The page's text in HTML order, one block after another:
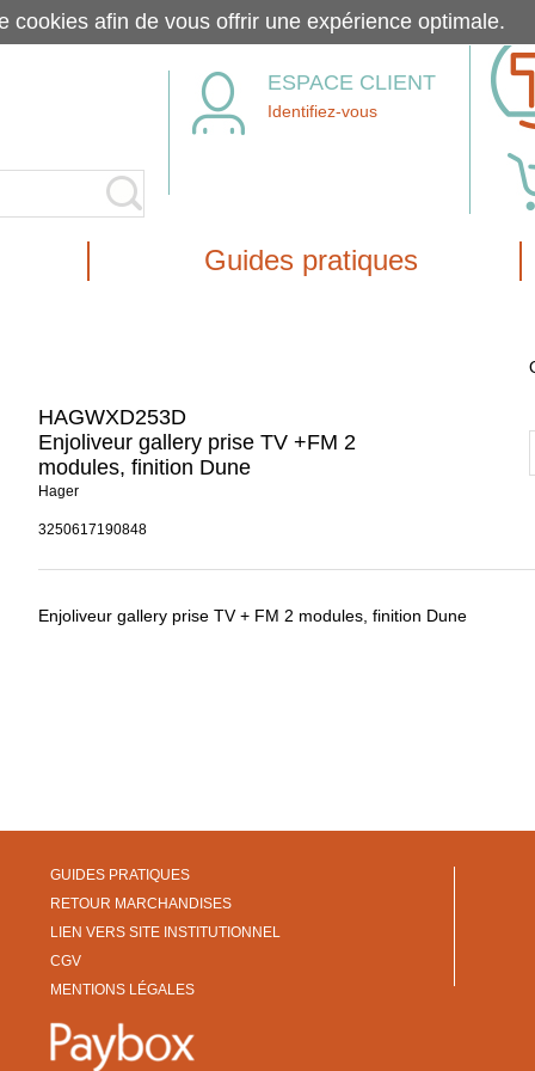
ESPACE CLIENT
Identifiez-vous
Guides pratiques
HAGWXD253D
Enjoliveur gallery prise TV +FM 2
modules, finition Dune
Hager
3250617190848
Enjoliveur gallery prise TV + FM 2 modules, finition Dune
GUIDES PRATIQUES
RETOUR MARCHANDISES
LIEN VERS SITE INSTITUTIONNEL
CGV
MENTIONS LÉGALES
cookies afin de vous offrir une expérience optimale.